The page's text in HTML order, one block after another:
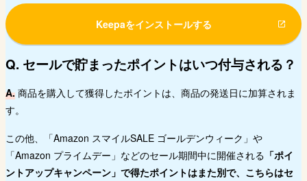
Keepaをインストールする
Q. セールで貯まったポイントはいつ付与される？
A. 商品を購入して獲得したポイントは、商品の発送日に加算されま
す。
この他、「Amazon スマイルSALE ゴールデンウィーク」や
「Amazon プライムデー」などのセール期間中に開催される 「ポイ
ントアップキャンペーン」で得たポイントはまた別で、こちらはセ